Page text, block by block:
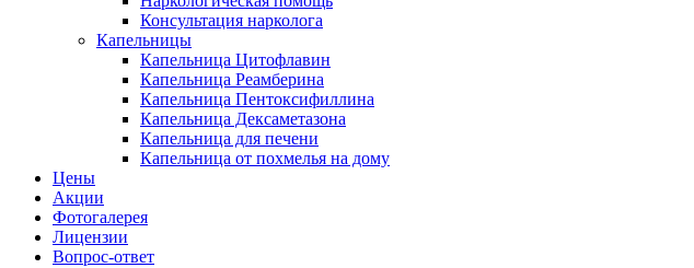
Консультация нарколога
Капельницы
Капельница Цитофлавин
Капельница Реамберина
Капельница Пентоксифиллина
Капельница Дексаметазона
Капельница для печени
Капельница от похмелья на дому
Цены
Акции
Фотогалерея
Лицензии
Вопрос-ответ